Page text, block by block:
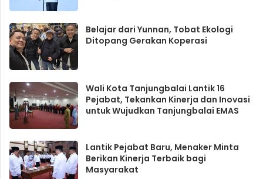
Belajar dari Yunnan, Tobat Ekologi
Ditopang Gerakan Koperasi
Wali Kota Tanjungbalai Lantik 16
Pejabat, Tekankan Kinerja dan Inovasi
untuk Wujudkan Tanjungbalai EMAS
Lantik Pejabat Baru, Menaker Minta
Berikan Kinerja Terbaik bagi
Masyarakat